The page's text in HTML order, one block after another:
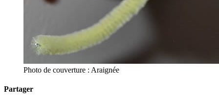
Photo de couverture : Araignée
Partager